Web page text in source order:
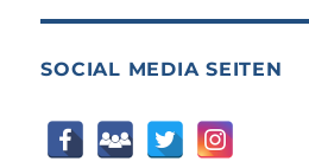
SOCIAL MEDIA SEITEN